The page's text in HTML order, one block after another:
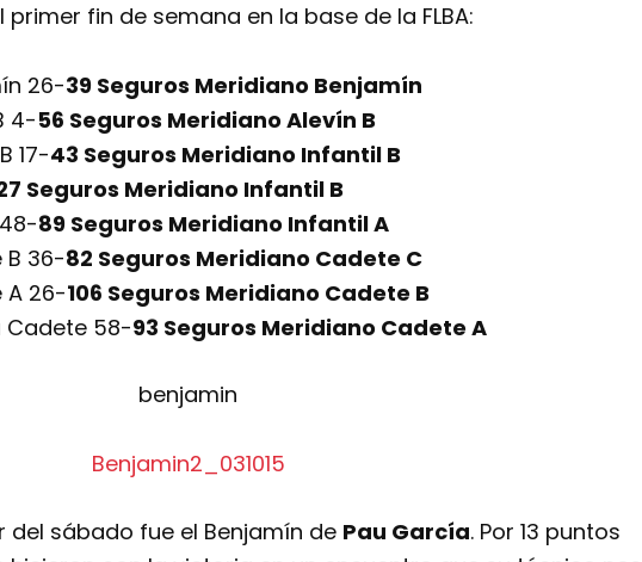
fin de semana en la base de la FLBA:
26-39 Seguros Meridiano Benjamín
4-56 Seguros Meridiano Alevín B
17-43 Seguros Meridiano Infantil B
Seguros Meridiano Infantil B
89 Seguros Meridiano Infantil A
B 36-82 Seguros Meridiano Cadete C
A 26-106 Seguros Meridiano Cadete B
Cadete 58-93 Seguros Meridiano Cadete A
sábado fue el Benjamín de Pau García. Por 13 puntos